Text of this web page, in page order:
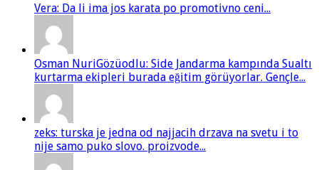
Vera: Da li ima jos karata po promotivno ceni...
Osman NuriGözüodlu: Side Jandarma kampında Sualtı
kurtarma ekipleri burada eğitim görüyorlar. Gençle...
zeks: turska je jedna od najjacih drzava na svetu i to
nije samo puko slovo. proizvode...